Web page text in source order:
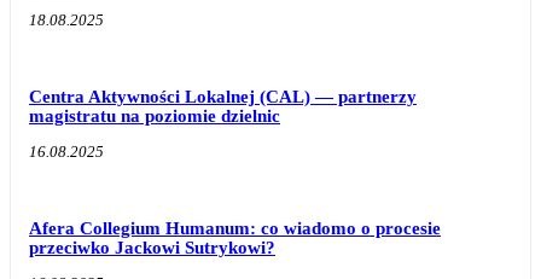
18.08.2025
Centra Aktywności Lokalnej (CAL) — partnerzy
magistratu na poziomie dzielnic
16.08.2025
Afera Collegium Humanum: co wiadomo o procesie
przeciwko Jackowi Sutrykowi?